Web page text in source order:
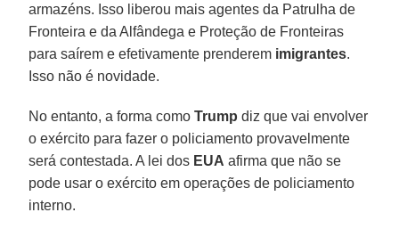
armazéns. Isso liberou mais agentes da Patrulha de
Fronteira e da Alfândega e Proteção de Fronteiras
para saírem e efetivamente prenderem imigrantes.
Isso não é novidade.
No entanto, a forma comoTrump diz que vai envolver
o exército para fazer o policiamento provavelmente
será contestada. A lei dos EUA afirma que não se
pode usar o exército em operações de policiamento
interno.